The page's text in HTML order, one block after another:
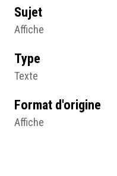
Sujet
Affiche
Type
Texte
Format d'origine
Affiche